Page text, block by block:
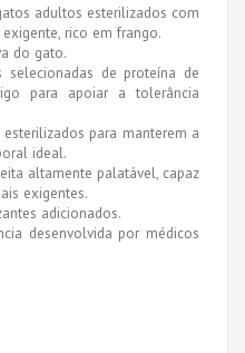
adultos esterilizados com
rico em frango.
do gato.
de proteína de
para apoiar a tolerância
para manterem a
ideal.
altamente palatável, capaz
exigentes.
adicionados.
desenvolvida por médicos